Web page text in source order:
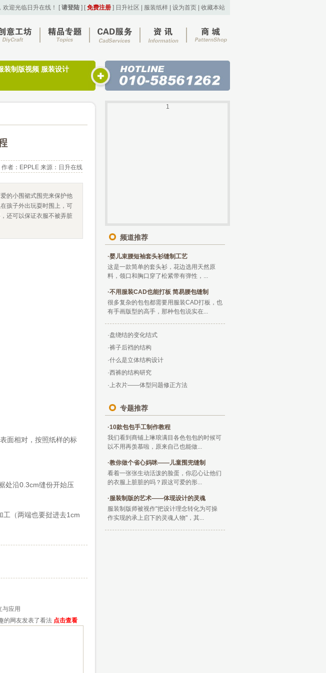
欢迎光临日升在线！ [请登陆 ] [免费注册 ] 日升社区 服装纸样 设为首页 收藏本站
装制版视频 服装设计
者： EPPLE 来源：日升在线
的小围裙式围兜来保护他
孩子外出玩耍时围上，可
还可以保证衣服不被弄脏
面相对，按照纸样的标
处沿0.3cm缝份开始压
工（两端也要挝进去1cm
与应用
的网友发表了看法 点击查看
1
频道推荐
·婴儿束腰短袖套头衫缝制工艺
这是一款简单的套头衫，花边选用天然原
料，领口和胸口穿了松紧带有弹性，...
·不用服装CAD也能打板 简易腰包缝制
很多复杂的包包都需要用服装CAD打板，也
有手画版型的高手，那种包包说实在...
·盘绕结的变化结式
·裤子后裆的结构
·什么是立体结构设计
·西裤的结构研究
·上衣片——体型问题修正方法
专题推荐
·10款包包手工制作教程
我们看到商铺上琳琅满目各色包包的时候可
以不用再羡慕啦，原来自己也能做...
·教你做个省心妈咪——儿童围兜缝制
看着一张张生动活泼的脸蛋，你忍心让他们
的衣服上脏脏的吗？跟这可爱的形...
·服装制版的艺术——体现设计的灵魂
服装制版师被视作"把设计理念转化为可操
作实现的承上启下的灵魂人物"，其...